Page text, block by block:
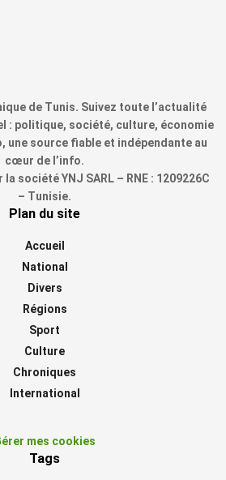
de Tunis. Suivez toute l’actualité
: politique, société, culture, économie
une source fiable et indépendante au
cœur de l’info.
société YNJ SARL – RNE : 1209226C
– Tunisie.
Plan du site
Accueil
National
Divers
Régions
Sport
Culture
Chroniques
International
mes cookies
Tags